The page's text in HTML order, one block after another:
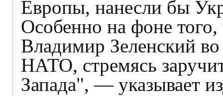
Европы, нанесли бы
Особенно на фоне
Владимир Зеленский
НАТО, стремясь
Запада", — указывает